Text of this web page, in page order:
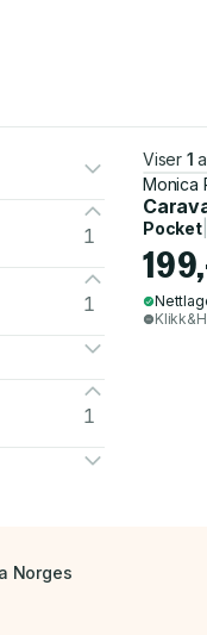
1
1
1
Viser 1
Monica
Pocket|
Norges